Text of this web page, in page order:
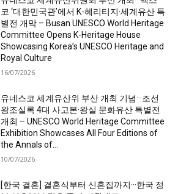
코 ‘대한민국관’에서 K-헤리티지·세계유산 특
별전 개막 – Busan UNESCO World Heritage
Committee Opens K-Heritage House
Showcasing Korea’s UNESCO Heritage and
Royal Culture
16/07/2026
유네스코 세계유산위 부산 개최 기념···조선
왕조실록 4대 사고본·왕실 문화유산 특별전
개최 – UNESCO World Heritage Committee
Exhibition Showcases All Four Editions of
the Annals of...
10/07/2026
[한국 결혼] 결혼식부터 신혼집까지···한국 정